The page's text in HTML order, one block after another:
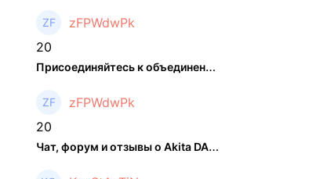
zFPWdwPk
20
Присоединяйтесь к объединенном ...
zFPWdwPk
20
Чат, форум и отзывы о Akita DAO (HACHI) - The Hedger